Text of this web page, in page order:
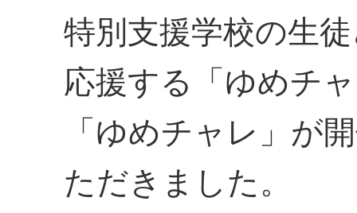
特別支援学校の生
応援する「ゆめチ
「ゆめチャレ」が
ただきました。